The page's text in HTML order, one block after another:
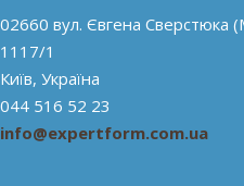
02660 вул. Євгена Сверстюка
1117/1
Київ, Україна
044 516 52 23
info@expertform.com.ua